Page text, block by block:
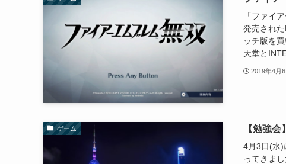
「ファイ
発売され
ッチ版を
天堂と
2019年4月6
ゲーム 【勉強
4月3日(水)
ってきま